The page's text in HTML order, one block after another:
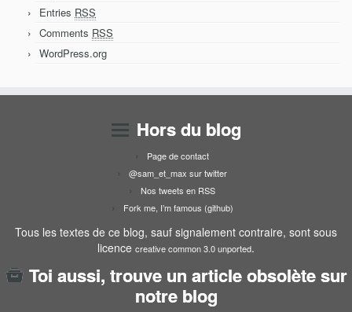
Entries RSS
Comments RSS
WordPress.org
Hors du blog
Page de contact
@sam_et_max sur twitter
Nos tweets en RSS
Fork me, I’m famous (github)
Tous les textes de ce blog, sauf signalement contraire, sont sous
licence creative common 3.0 unported.
Toi aussi, trouve un article obsolète sur
notre blog